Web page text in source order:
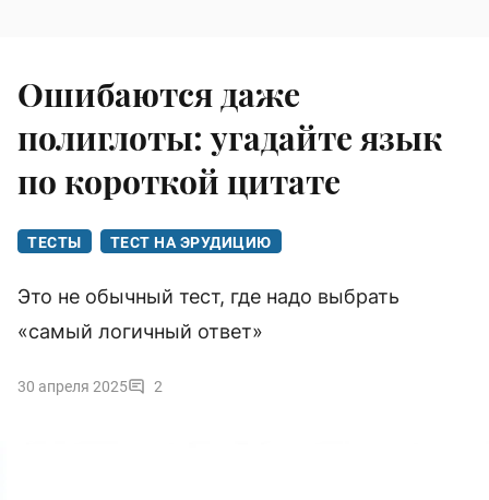
Ошибаются даже
полиглоты: угадайте язык
по короткой цитате
ТЕСТЫ ТЕСТ НА ЭРУДИЦИЮ
Это не обычный тест, где надо выбрать
«самый логичный ответ»
30 апреля 2025 2